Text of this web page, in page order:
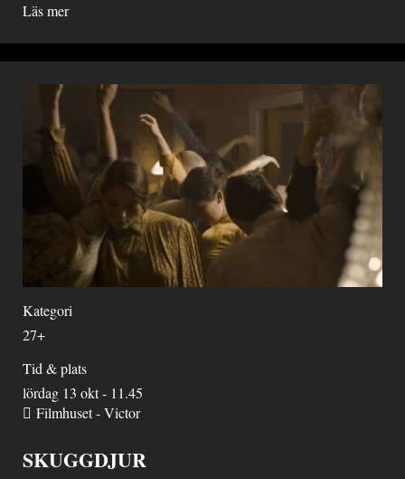
Läs mer
Kategori
27+
Tid & plats
lördag 13 okt - 11.45
Filmhuset - Victor
SKUGGDJUR